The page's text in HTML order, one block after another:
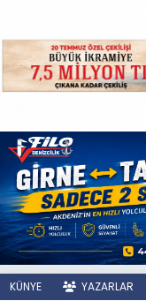
KÜNYE YAZARLAR